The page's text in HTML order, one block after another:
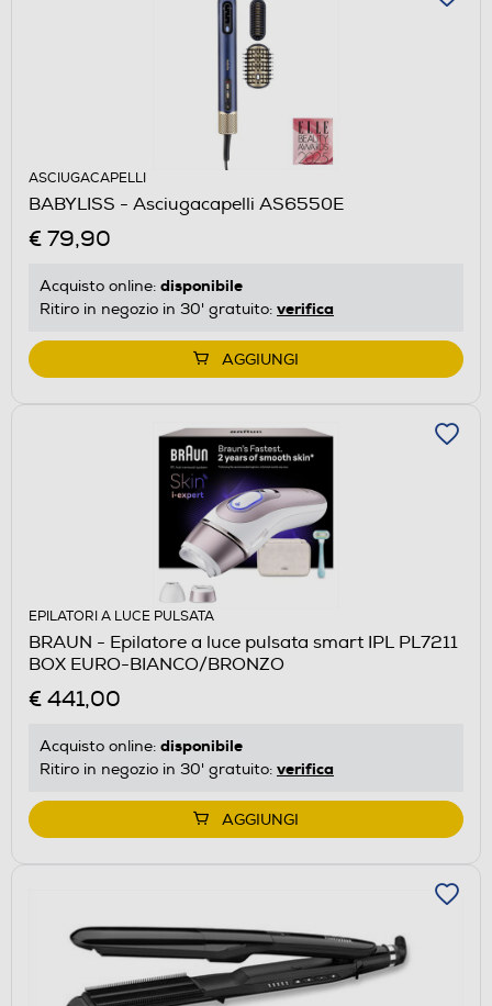
ASCIUGACAPELLI
BABYLISS - Asciugacapelli AS6550E
€ 79,90
Acquisto online: disponibile
Ritiro in negozio in 30' gratuito: verifica
AGGIUNGI
EPILATORI A LUCE PULSATA
BRAUN - Epilatore a luce pulsata smart IPL PL7211
BOX EURO-BIANCO/BRONZO
€ 441,00
Acquisto online: disponibile
Ritiro in negozio in 30' gratuito: verifica
AGGIUNGI